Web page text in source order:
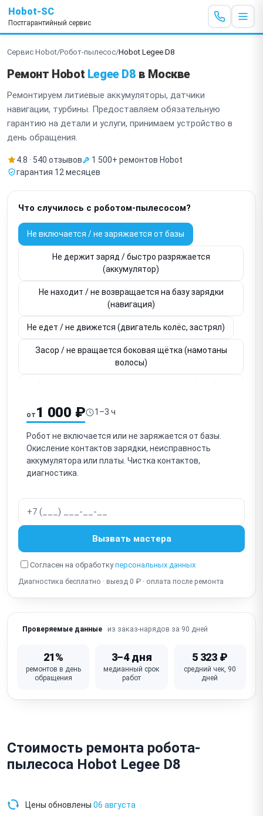
Hobot-SC
Постгарантийный сервис
Сервис Hobot/Робот-пылесос/Hobot Legee D8
Ремонт Hobot Legee D8 в Москве
Ремонтируем литиевые аккумуляторы, датчики
навигации, турбины. Предоставляем обязательную
гарантию на детали и услуги, принимаем устройство в
день обращения.
4.8 · 540 отзывов
1 500+ ремонтов Hobot
гарантия 12 месяцев
Что случилось с роботом-пылесосом?
Не включается / не заряжается от базы
Не держит заряд / быстро разряжается
(аккумулятор)
Не находит / не возвращается на базу зарядки
(навигация)
Не едет / не движется (двигатель колёс, застрял)
Засор / не вращается боковая щётка (намотаны
волосы)
Слабое всасывание (засор фильтра, пылесборника,
тракта)
Застрял / не выбирается / едет в стену (датчики
Не работает мокрая уборка / вибромоп / резервуар
воды
смартфона)
Шум / стук / скрип колеса (подвеска, подшипник)
Не работает самоочистка / мешок для пыли (у
Посторонний запах / запах горелого (двигатель,
засор)
Неисправна плата управления / процессор
от 1 000 ₽ 1–3 ч
Робот не включается или не заряжается от базы.
Окисление контактов зарядки, неисправность
аккумулятора или платы. Чистка контактов,
диагностика.
Вызвать мастера
Согласен на обработкуперсональных данных
Диагностика бесплатно · выезд 0 ₽ · оплата после ремонта
Проверяемые данные из заказ-нарядов за 90 дней
21%
ремонтов в день
обращения
3–4 дня
медианный срок
работ
5 323 ₽
средний чек, 90
дней
Стоимость ремонта робота-
пылесоса Hobot Legee D8
Цены обновлены 06 августа